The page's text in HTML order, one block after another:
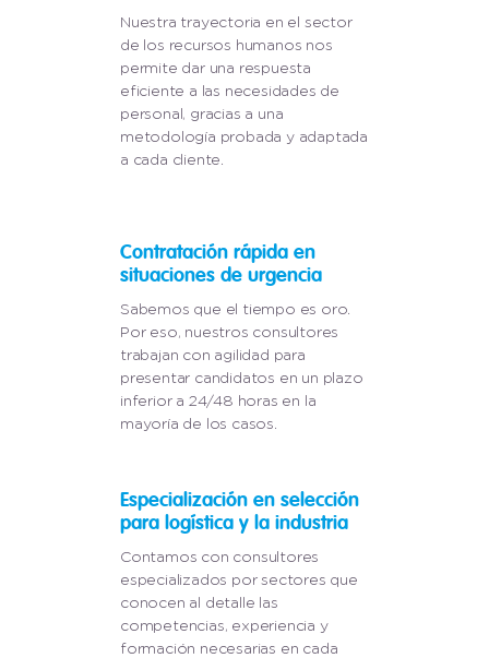
Nuestra trayectoria en el sector
de los recursos humanos nos
permite dar una respuesta
eficiente a las necesidades de
personal, gracias a una
metodología probada y adaptada
a cada cliente.
Contratación rápida en
situaciones de urgencia
Sabemos que el tiempo es oro.
Por eso, nuestros consultores
trabajan con agilidad para
presentar candidatos en un plazo
inferior a 24/48 horas en la
mayoría de los casos.
Especialización en selección
para logística y la industria
Contamos con consultores
especializados por sectores que
conocen al detalle las
competencias, experiencia y
formación necesarias en cada